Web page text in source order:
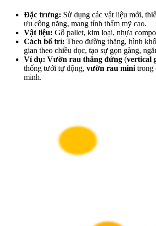
Đặc trưng: Sử dụng các vật liệu mới,
ưu công năng, mang tính thẩm mỹ cao.
Vật liệu: Gỗ pallet, kim loại, nhựa
Cách bố trí: Theo đường thẳng, hình
gian theo chiều dọc, tạo sự gọn gàng,
Ví dụ: Vườn rau thẳng đứng (vertical
thống tưới tự động, vườn rau mini trong
minh.